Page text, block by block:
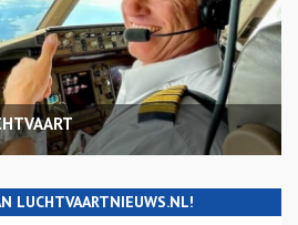
LUCHTVAARTNIEUWS.NL!